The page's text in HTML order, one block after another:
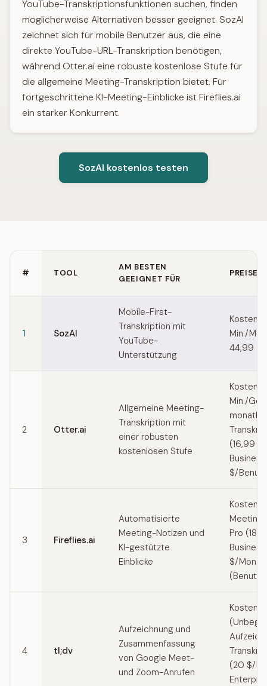
YouTube-Transkriptionsfunktionen suchen, finden
möglicherweise Alternativen besser geeignet. SozAI
zeichnet sich für mobile Benutzer aus, die eine
direkte YouTube-URL-Transkription benötigen,
während Otter.ai eine robuste kostenlose Stufe für
die allgemeine Meeting-Transkription bietet. Für
fortgeschrittene KI-Meeting-Einblicke ist Fireflies.ai
ein starker Konkurrent.
SozAI kostenlos testen
# TOOL
AM BESTEN
GEEIGNET FÜR
PREISE
1 SozAI
Mobile-First-
Transkription mit
YouTube-
Unterstützung
Min./
44,99 $/
2 Otter.ai
Allgemeine Meeting-
Transkription mit
einer robusten
kostenlosen Stufe
Min./
(16,99
$/
3 Fireflies.ai
Automatisierte
Meeting-Notizen und
KI-gestützte
Einblicke
Pro (18
$/
4 tl;dv
Aufzeichnung und
Zusammenfassung
von Google Meet-
und Zoom-Anrufen
(20 $/